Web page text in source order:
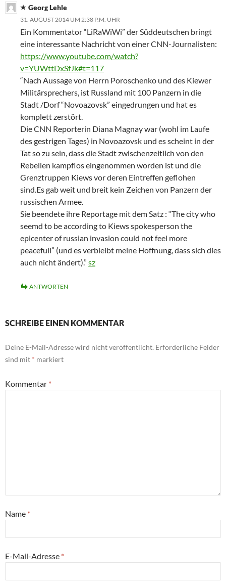
Georg Lehle
31. AUGUST 2014 UM 2:38 P.M. UHR
Ein Kommentator “LiRaWiWi” der Süddeutschen bringt
eine interessante Nachricht von einer CNN-Journalisten:
https://www.youtube.com/watch?
v=YUWttDxSfJk#t=117
“Nach Aussage von Herrn Poroschenko und des Kiewer
Militärsprechers, ist Russland mit 100 Panzern in die
Stadt /Dorf “Novoazovsk” eingedrungen und hat es
komplett zerstört.
Die CNN Reporterin Diana Magnay war (wohl im Laufe
des gestrigen Tages) in Novoazovsk und es scheint in der
Tat so zu sein, dass die Stadt zwischenzeitlich von den
Rebellen kampflos eingenommen worden ist und die
Grenztruppen Kiews vor deren Eintreffen geflohen
sind.Es gab weit und breit kein Zeichen von Panzern der
russischen Armee.
Sie beendete ihre Reportage mit dem Satz : “The city who
seemd to be according to Kiews spokesperson the
epicenter of russian invasion could not feel more
peacefull” (und es verbleibt meine Hoffnung, dass sich dies
auch nicht ändert).” sz
ANTWORTEN
SCHREIBE EINEN KOMMENTAR
Deine E-Mail-Adresse wird nicht veröffentlicht. Erforderliche Felder
sind mit * markiert
Kommentar *
Name *
E-Mail-Adresse *